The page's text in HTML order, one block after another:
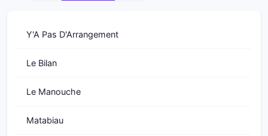
Y'A Pas D'Arrangement
Le Bilan
Le Manouche
Matabiau